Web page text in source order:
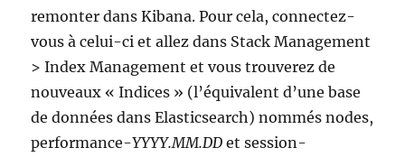
remonter dans Kibana. Pour cela, connectez-
vous à celui-ci et allez dans Stack Management
> Index Management et vous trouverez de
nouveaux « Indices » (l’équivalent d’une base
de données dans Elasticsearch) nommés nodes,
performance-YYYY.MM.DD et session-